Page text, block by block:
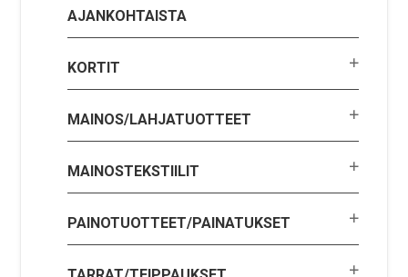
AJANKOHTAISTA
KORTIT
MAINOS/LAHJATUOTTEET
MAINOSTEKSTIILIT
PAINOTUOTTEET/PAINATUKSET